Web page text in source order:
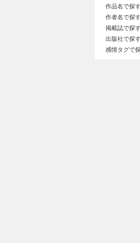
作品名で探
作者名で探
掲載誌で探
出版社で探
感情タグで